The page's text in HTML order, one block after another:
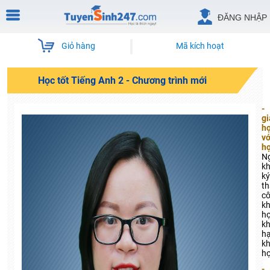
ĐĂNG NHẬP
Giỏ hàng Mã kích hoạt
Học tốt Tiếng Anh 2 - Chương trình mới
-
ký